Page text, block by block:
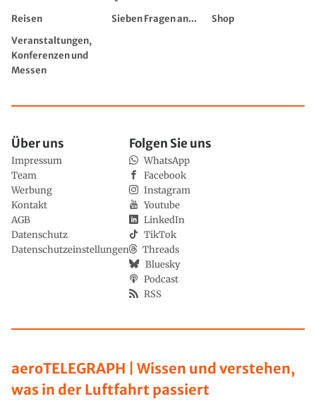
Reisen
Sieben Fragen an...
Shop
Veranstaltungen,
Konferenzen und
Messen
aeroTELEGRAPH | Wissen und verstehen,
was in der Luftfahrt passiert
Über uns
Impressum
Team
Werbung
Kontakt
AGB
Datenschutz
Datenschutzeinstellungen
Folgen Sie uns
WhatsApp
Facebook
Instagram
Youtube
LinkedIn
TikTok
Threads
Bluesky
Podcast
RSS